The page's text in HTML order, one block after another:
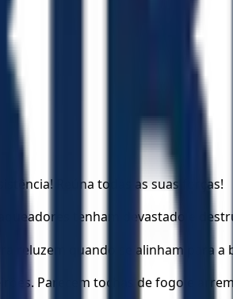
Reúna todas as suas forças!
tenham devastado e
reluzem quando se alinham para a
Parecem tochas de fogo e